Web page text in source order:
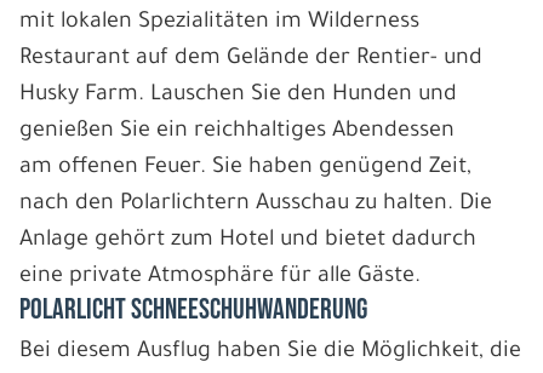
mit lokalen Spezialitäten im Wilderness
Restaurant auf dem Gelände der Rentier- und
Husky Farm. Lauschen Sie den Hunden und
genießen Sie ein reichhaltiges Abendessen
am offenen Feuer. Sie haben genügend Zeit,
nach den Polarlichtern Ausschau zu halten. Die
Anlage gehört zum Hotel und bietet dadurch
eine private Atmosphäre für alle Gäste.
POLARLICHT SCHNEESCHUHWANDERUNG
Bei diesem Ausflug haben Sie die Möglichkeit, die